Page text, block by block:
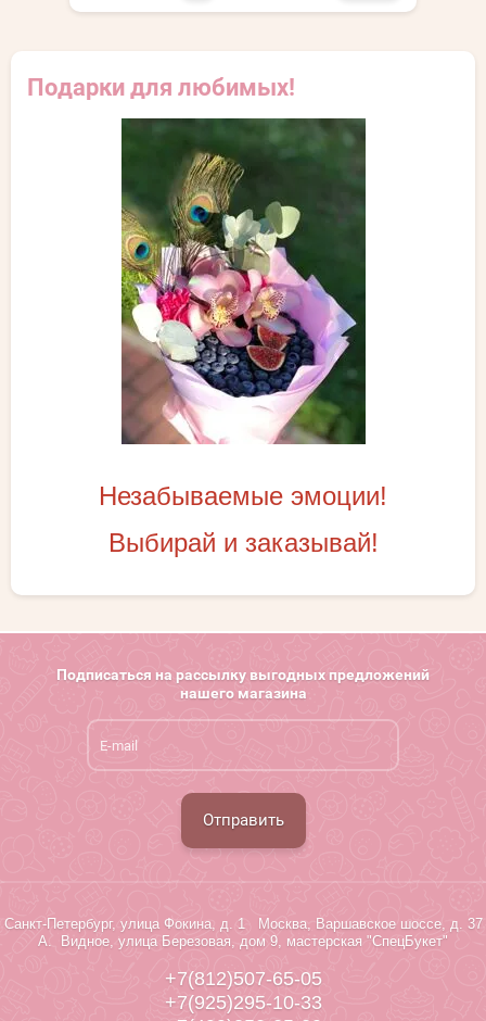
Подарки для любимых!
Незабываемые эмоции!
Выбирай и заказывай!
Подписаться на рассылку выгодных предложений
нашего магазина
Отправить
Санкт-Петербург, улица Фокина, д. 1 Москва, Варшавское шоссе, д. 37
А. Видное, улица Березовая, дом 9, мастерская "СпецБукет"
+7(812)507-65-05
+7(925)295-10-33